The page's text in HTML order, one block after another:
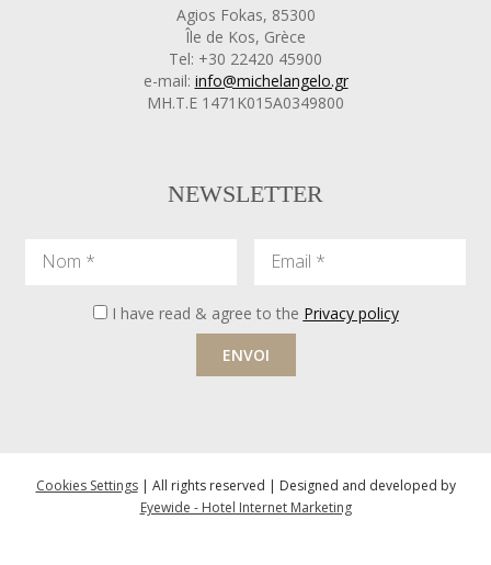
Agios Fokas, 85300
Île de Kos, Grèce
Tel: +30 22420 45900
e-mail: info@michelangelo.gr
ΜΗ.Τ.Ε 1471Κ015Α0349800
NEWSLETTER
Nom Email
I have read & agree to the Privacy policy
ENVOI
Cookies Settings| All rights reserved | Designed and developed by
Eyewide - Hotel Internet Marketing